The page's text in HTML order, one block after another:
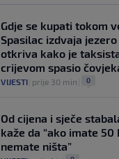
Gdje se kupati tokom
Spasilac izdvaja
otkriva kako je
crijevom spasio
VIJESTI prije 30 min 0
Od cijena i sječe
kaže da “ako imate 50
nemate ništa”